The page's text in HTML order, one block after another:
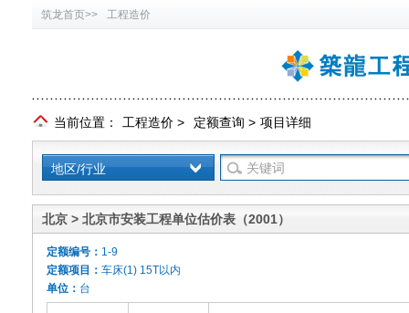
筑龙首页>> 工程造价
当前位置： 工程造价 > 定额查询 > 项目详细
地区/行业
北京 > 北京市安装工程单位估价表（2001）
定额编号： 1-9
定额项目： 车床(1) 15T以内
单位： 台